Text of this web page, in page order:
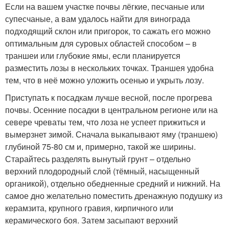
Если на вашем участке почвы лёгкие, песчаные или
супесчаные, а вам удалось найти для винограда
подходящий склон или пригорок, то сажать его можно
оптимальным для суровых областей способом – в
траншеи или глубокие ямы, если планируется
разместить лозы в нескольких точках. Траншея удобна
тем, что в неё можно уложить осенью и укрыть лозу.
Приступать к посадкам лучше весной, после прогрева
почвы. Осенние посадки в центральном регионе или на
севере чреваты тем, что лоза не успеет прижиться и
вымерзнет зимой. Сначала выкапывают яму (траншею)
глубиной 75-80 см и, примерно, такой же ширины.
Старайтесь разделять вынутый грунт – отдельно
верхний плодородный слой (тёмный, насыщенный
органикой), отдельно обедненные средний и нижний. На
самое дно желательно поместить дренажную подушку из
керамзита, крупного гравия, кирпичного или
керамического боя. Затем засыпают верхний